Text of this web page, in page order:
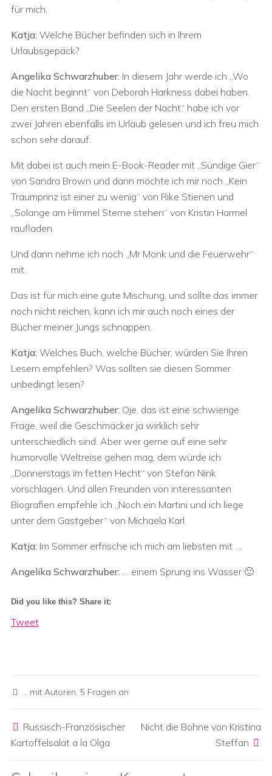
für mich.
Katja: Welche Bücher befinden sich in Ihrem
Urlaubsgepäck?
Angelika Schwarzhuber: In diesem Jahr werde ich „Wo
die Nacht beginnt“ von Deborah Harkness dabei haben.
Den ersten Band „Die Seelen der Nacht“ habe ich vor
zwei Jahren ebenfalls im Urlaub gelesen und ich freu mich
schon sehr darauf.
Mit dabei ist auch mein E-Book-Reader mit „Sündige Gier“
von Sandra Brown und dann möchte ich mir noch „Kein
Traumprinz ist einer zu wenig“ von Rike Stienen und
„Solange am Himmel Sterne stehen“ von Kristin Harmel
raufladen.
Und dann nehme ich noch „Mr Monk und die Feuerwehr“
mit.
Das ist für mich eine gute Mischung, und sollte das immer
noch nicht reichen, kann ich mir auch noch eines der
Bücher meiner Jungs schnappen.
Katja: Welches Buch, welche Bücher, würden Sie Ihren
Lesern empfehlen? Was sollten sie diesen Sommer
unbedingt lesen?
Angelika Schwarzhuber: Oje, das ist eine schwierige
Frage, weil die Geschmäcker ja wirklich sehr
unterschiedlich sind. Aber wer gerne auf eine sehr
humorvolle Weltreise gehen mag, dem würde ich
„Donnerstags im fetten Hecht“ von Stefan Nink
vorschlagen. Und allen Freunden von interessanten
Biografien empfehle ich „Noch ein Martini und ich liege
unter dem Gastgeber“ von Michaela Karl.
Katja: Im Sommer erfrische ich mich am liebsten mit …
Angelika Schwarzhuber: … einem Sprung ins Wasser 🙂
Did you like this? Share it:
Tweet
... mit Autoren, 5 Fragen an
Russisch-Französischer
Kartoffelsalat a la Olga
Nicht die Bohne von Kristina
Steffan